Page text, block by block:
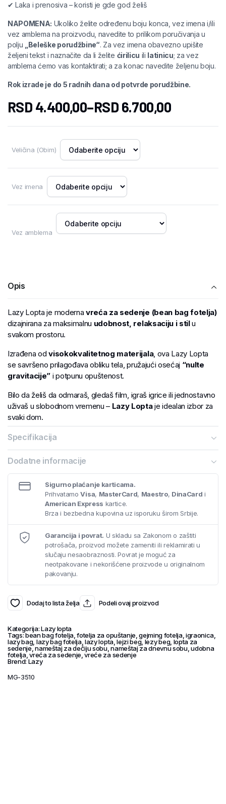
✔ Laka i prenosiva – koristi je gde god želiš
NAPOMENA: Ukoliko želite određenu boju konca, vez imena i/ili
vez amblema na proizvodu, navedite to prilikom poručivanja u
polju
„Beleške porudžbine“. Za vez imena obavezno upišite
željeni tekst i naznačite da li želite ćirilicu ili latinicu; za vez
amblema ćemo vas kontaktirati; a za konac navedite željenu boju.
Rok izrade je do 5 radnih dana od potvrde porudžbine.
RSD 4.400,00–RSD 6.700,00
Veličina (Obim)
Vez imena
Vez amblema
Opis
Lazy Lopta je moderna vreća za sedenje (bean bag fotelja)
dizajnirana za maksimalnu udobnost, relaksaciju i stilu
svakom prostoru.
Izrađena odvisokokvalitetnog materijala, ova Lazy Lopta
se savršeno prilagođava obliku tela, pružajući osećaj “nulte
gravitacije” i potpunu opuštenost.
Bilo da želiš da odmaraš, gledaš film, igraš igrice ili jednostavno
uživaš u slobodnom vremenu – Lazy Loptaje idealan izbor za
svaki dom.
Specifikacija
Dodatne informacije
Sigurno plaćanje karticama.
PrihvatamoVisa, MasterCard, Maestro, DinaCard i
American Express kartice.
Brza i bezbedna kupovina uz isporuku širom Srbije.
Garancija i povrat. U skladu sa Zakonom o zaštiti
potrošača, proizvod možete zameniti ili reklamirati u
slučaju nesaobraznosti. Povrat je moguć za
neotpakovane i nekorišćene proizvode u originalnom
pakovanju.
Dodaj to lista želja Podeli ovaj proizvod
Kategorija:Lazy lopta
Tags:bean bag fotelja,fotelja za opuštanje ,gejming fotelja, igraonica
lazy bag, lazy bag fotelja,lazy lopta,lejzi beg, lezy beg, lopta za
sedenje,nameštaj za dečiju sobu,nameštaj za dnevnu sobu,udobna
fotelja,vreća za sedenje ,vreće za sedenje
Brend:Lazy
MG-3510